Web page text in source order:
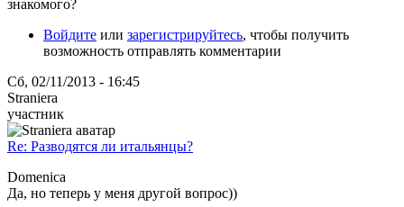
знакомого?
Войдите или зарегистрируйтесь, чтобы получить
возможность отправлять комментарии
Сб, 02/11/2013 - 16:45
Straniera
участник
Re: Разводятся ли итальянцы?
Domenica
Да, но теперь у меня другой вопрос))